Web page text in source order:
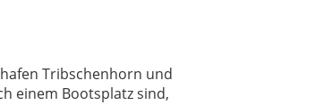
Tribschenhorn und
einem Bootsplatz sind,